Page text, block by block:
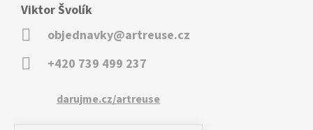
Viktor Švolík
objednavky@artreuse.cz
+420 739 499 237
darujme.cz/artreuse